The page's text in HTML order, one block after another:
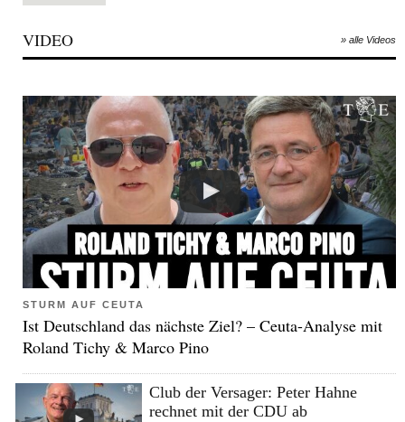
VIDEO » alle Videos
STURM AUF CEUTA
Ist Deutschland das nächste Ziel? – Ceuta-Analyse mit
Roland Tichy & Marco Pino
Club der Versager: Peter Hahne
rechnet mit der CDU ab